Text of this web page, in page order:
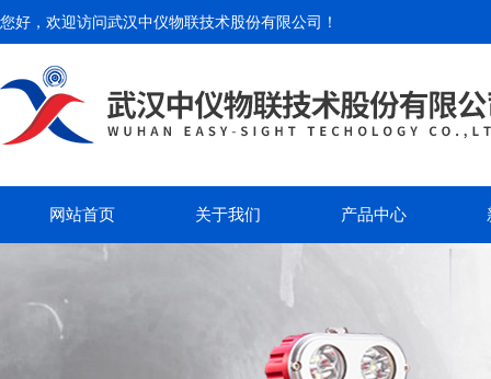
您好，欢迎访问武汉中仪物联技术股份有限公司 ！
网站首页 关于我们 产品中心